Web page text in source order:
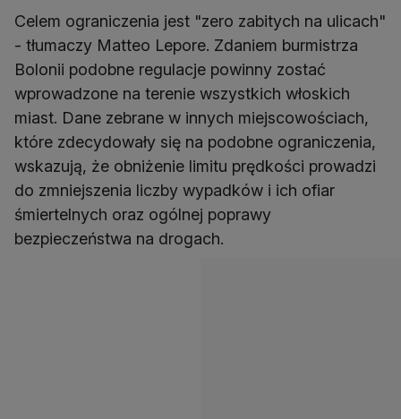
Celem ograniczenia jest "zero zabitych na ulicach"
- tłumaczy Matteo Lepore. Zdaniem burmistrza
Bolonii podobne regulacje powinny zostać
wprowadzone na terenie wszystkich włoskich
miast. Dane zebrane w innych miejscowościach,
które zdecydowały się na podobne ograniczenia,
wskazują, że obniżenie limitu prędkości prowadzi
do zmniejszenia liczby wypadków i ich ofiar
śmiertelnych oraz ogólnej poprawy
bezpieczeństwa na drogach.